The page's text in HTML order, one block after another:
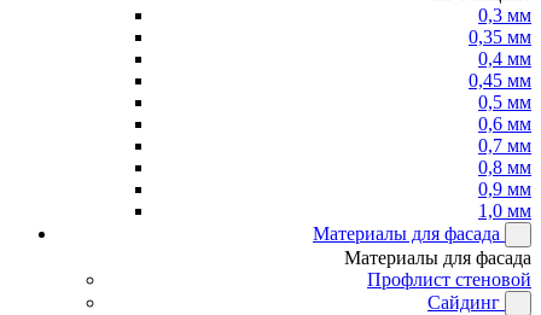
0,3 мм
0,35 мм
0,4 мм
0,45 мм
0,5 мм
0,6 мм
0,7 мм
0,8 мм
0,9 мм
1,0 мм
Материалы для фасада
Материалы для фасада
Профлист стеновой
Сайдинг